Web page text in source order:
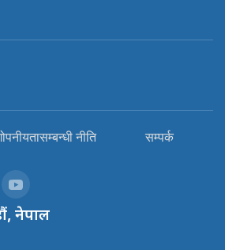
नीति सम्पर्क
नेपाल